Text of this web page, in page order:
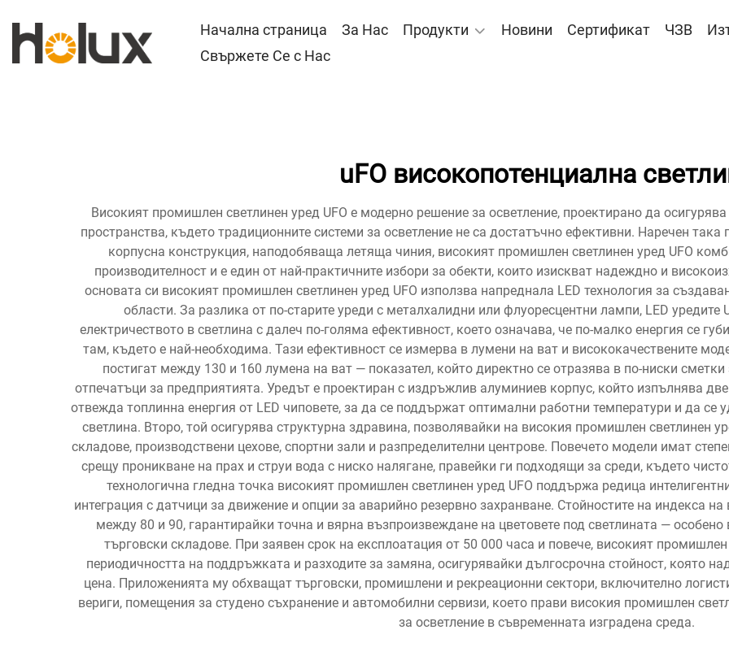
Начална страница За Нас Продукти Новини Сертификат ЧЗВ
Свържете Се с Нас
uFO високопотенциална
Високият промишлен светлинен уред UFO е модерно решение за осветление, проектирано да
пространства, където традиционните системи за осветление не са достатъчно ефективни. Наречен
корпусна конструкция, наподобяваща летяща чиния, високият промишлен светлинен уред UFO
производителност и е един от най-практичните избори за обекти, които изискват надеждно и
основата си високият промишлен светлинен уред UFO използва напреднала LED технология за
области. За разлика от по-старите уреди с металхалидни или флуоресцентни лампи, LED уредите
електричеството в светлина с далеч по-голяма ефективност, което означава, че по-малко енергия се
там, където е най-необходима. Тази ефективност се измерва в лумени на ват и висококачествените
постигат между 130 и 160 лумена на ват — показател, който директно се отразява в по-ниски
отпечатъци за предприятията. Уредът е проектиран с издръжлив алуминиев корпус, който изпълнява
отвежда топлинна енергия от LED чиповете, за да се поддържат оптимални работни температури и да се
светлина. Второ, той осигурява структурна здравина, позволявайки на високия промишлен светлинен
складове, производствени цехове, спортни зали и разпределителни центрове. Повечето модели имат
срещу проникване на прах и струи вода с ниско налягане, правейки ги подходящи за среди, където
технологична гледна точка високият промишлен светлинен уред UFO поддържа редица
интеграция с датчици за движение и опции за аварийно резервно захранване. Стойностите на индекса
между 80 и 90, гарантирайки точна и вярна възпроизвеждане на цветовете под светлината —
търговски складове. При заявен срок на експлоатация от 50 000 часа и повече, високият
периодичността на поддръжката и разходите за замяна, осигурявайки дългосрочна стойност, която
цена. Приложенията му обхващат търговски, промишлени и рекреационни сектори, включително
вериги, помещения за студено съхранение и автомобилни сервизи, което прави високия промишлен
за осветление в съвременната изградена среда.